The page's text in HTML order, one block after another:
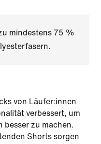
mindestens 75 %
von Läufer:innen
verbessert, um
besser zu machen.
Shorts sorgen